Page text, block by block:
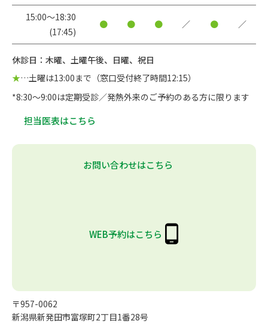
15:00〜18:30
(17:45)
● ● ● ／ ● ／
休診日：木曜、土曜午後、日曜、祝日
★…土曜は13:00まで（窓口受付終了時間12:15）
*8:30～9:00は定期受診／発熱外来のご予約のある方に限ります
担当医表はこちら
お問い合わせはこちら
WEB予約はこちら
〒957-0062
新潟県新発田市富塚町2丁目1番28号